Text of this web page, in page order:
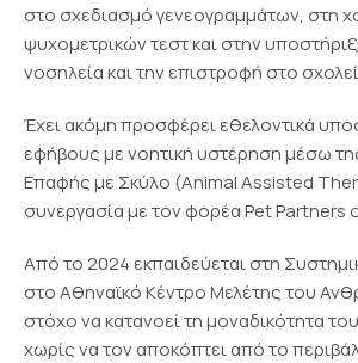
στο σχεδιασμό γενεογραμμάτων, στη
ψυχομετρικών τεστ και στην
νοσηλεία και την επιστροφή στο
Έχει ακόμη προσφέρει εθελοντικά
εφήβους με νοητική υστέρηση μέσω
Επαφής με Σκύλο (Animal Assisted
συνεργασία με τον φορέα Pet Partners
Από το 2024 εκπαιδεύεται στη
στο Αθηναϊκό Κέντρο Μελέτης του
στόχο να κατανοεί τη μοναδικότητα
χωρίς να τον αποκόπτει από το